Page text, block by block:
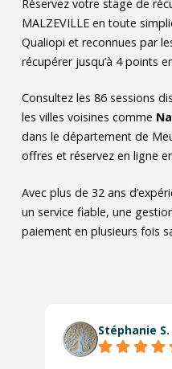
Réservez votre stage de
MALZEVILLE en toute
Qualiopi et reconnues par
récupérer jusqu’à 4 points
Consultez les 86sessions
les villes voisines comme
dans le département de
offres et réservez en ligne
Avec plus de 32 ans
un service fiable, une
paiement en plusieurs fois
Stéphanie S.